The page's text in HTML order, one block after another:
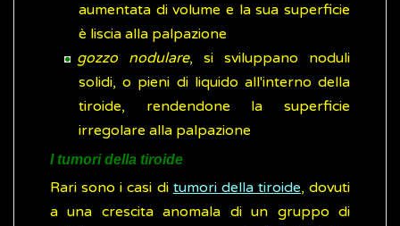
aumentata di volume e la sua superficie
è liscia alla palpazione
gozzo nodulare, si sviluppano noduli
solidi, o pieni di liquido all'interno della
tiroide, rendendone la superficie
irregolare alla palpazione
I tumori della tiroide
Rari sono i casi di tumori della tiroide, dovuti
a una crescita anomala di un gruppo di